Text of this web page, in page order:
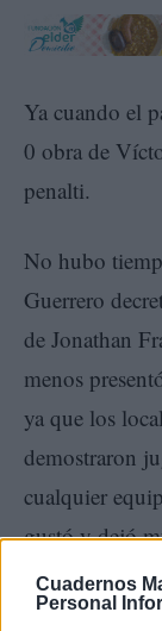
Cuadernos
Personal
Ya cuando el
0 obra de
penalti.
No hubo
Guerrero
de Jonathan
menos
ya que los
demostraron
cualquier
gustó y dejó
más a la
momento